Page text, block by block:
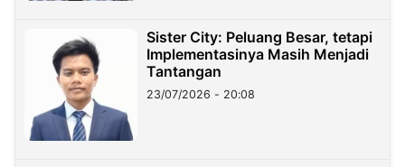
Sister City: Peluang Besar, tetapi
Implementasinya Masih Menjadi
Tantangan
23/07/2026 - 20:08